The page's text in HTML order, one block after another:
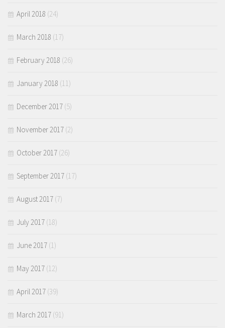
April 2018 (24)
March 2018 (17)
February 2018 (26)
January 2018 (11)
December 2017 (5)
November 2017 (2)
October 2017 (26)
September 2017 (17)
August 2017 (7)
July 2017 (18)
June 2017 (1)
May 2017 (12)
April 2017 (39)
March 2017 (91)